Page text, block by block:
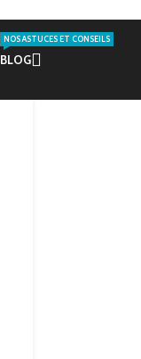
BLOG
NOS ASTUCES ET CONSEILS